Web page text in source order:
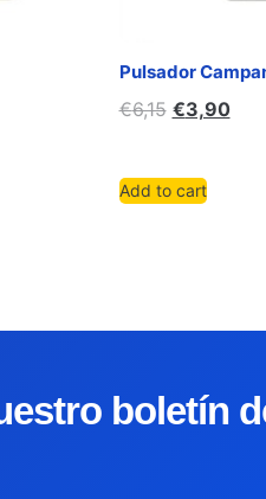
Pulsador
€6,15 €3,90
Add to cart
boletín